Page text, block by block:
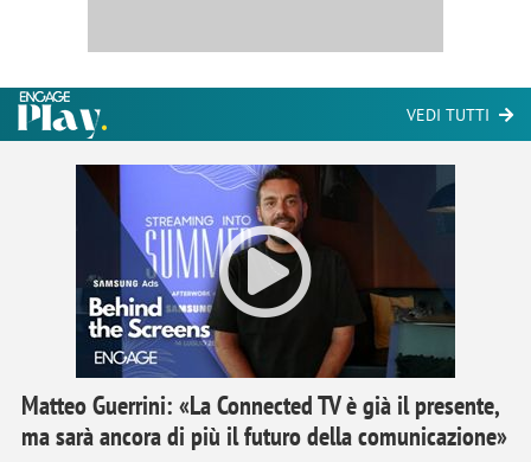
VEDI TUTTI
Matteo Guerrini: «La Connected TV è già il presente,
ma sarà ancora di più il futuro della comunicazione»